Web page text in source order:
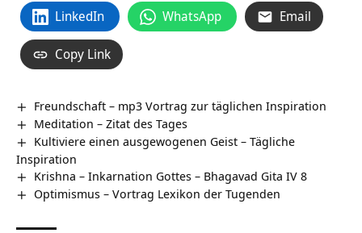
LinkedIn WhatsApp Email
Copy Link
Freundschaft – mp3 Vortrag zur täglichen Inspiration
Meditation – Zitat des Tages
Kultiviere einen ausgewogenen Geist – Tägliche
Inspiration
Krishna – Inkarnation Gottes – Bhagavad Gita IV 8
Optimismus – Vortrag Lexikon der Tugenden